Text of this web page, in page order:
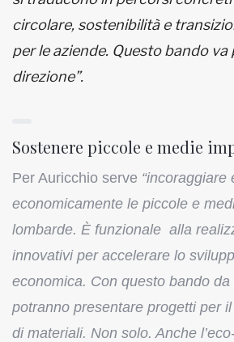
circolare, sostenibilità e
per le aziende. Questo bando
direzione”.
Sostenere piccole e medie
Per Auricchio serve “incoraggiare
economicamente le piccole e
lombarde. È funzionale alla
innovativi per accelerare lo
economica. Con questo bando
potranno presentare progetti per
di materiali. Non solo. Anche